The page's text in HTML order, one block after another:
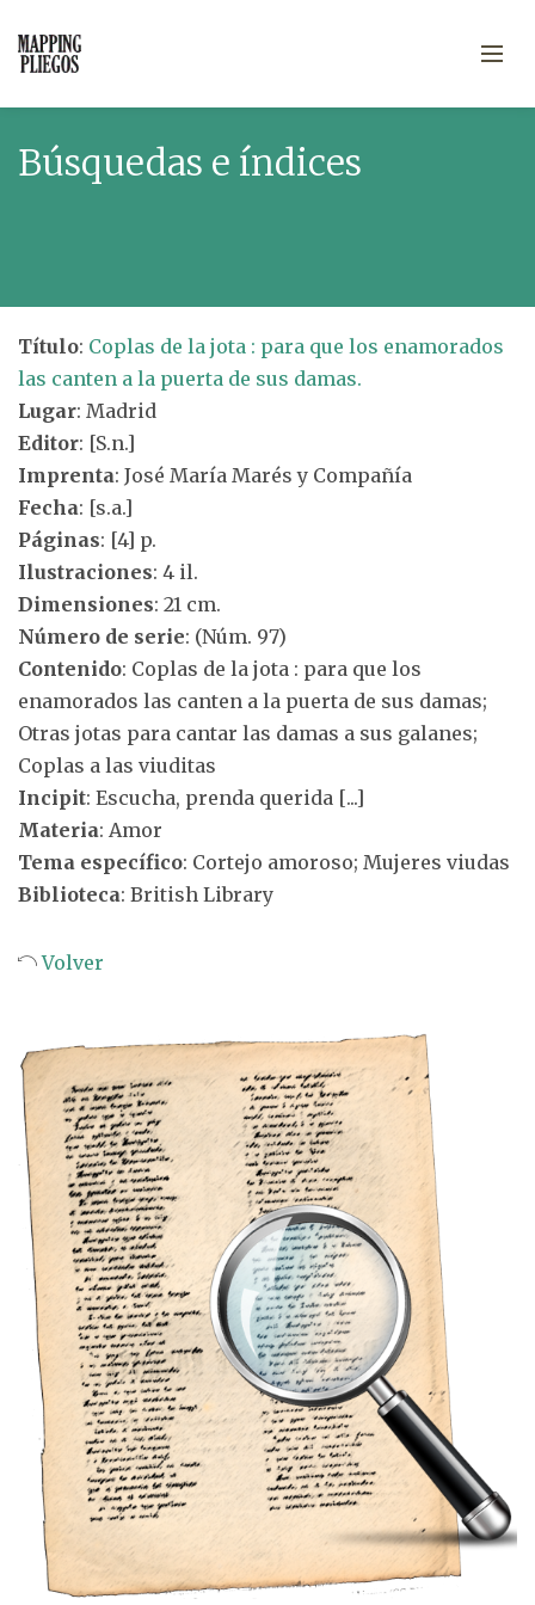
Búsquedas e índices
Título: Coplas de la jota : para que los enamorados
las canten a la puerta de sus damas.
Lugar: Madrid
Editor: [S.n.]
Imprenta: José María Marés y Compañía
Fecha: [s.a.]
Páginas: [4] p.
Ilustraciones: 4 il.
Dimensiones: 21 cm.
Número de serie: (Núm. 97)
Contenido: Coplas de la jota : para que los
enamorados las canten a la puerta de sus damas;
Otras jotas para cantar las damas a sus galanes;
Coplas a las viuditas
Incipit: Escucha, prenda querida [...]
Materia: Amor
Tema específico: Cortejo amoroso; Mujeres viudas
Biblioteca: British Library
Volver